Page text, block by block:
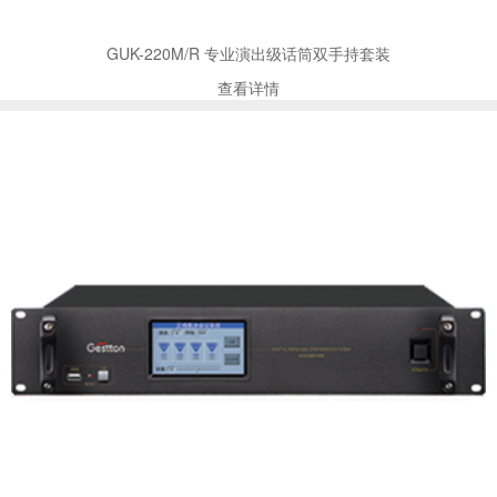
GUK-220M/R 专业演出级话筒双手持套装
查看详情